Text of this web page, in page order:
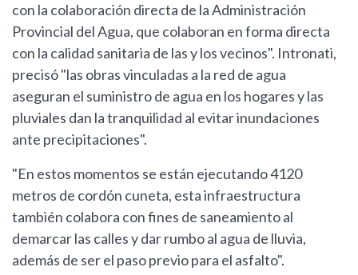
con la colaboración directa de la Administración
Provincial del Agua, que colaboran en forma directa
con la calidad sanitaria de las y los vecinos". Intronati,
precisó "las obras vinculadas a la red de agua
aseguran el suministro de agua en los hogares y las
pluviales dan la tranquilidad al evitar inundaciones
ante precipitaciones".
"En estos momentos se están ejecutando 4120
metros de cordón cuneta, esta infraestructura
también colabora con fines de saneamiento al
demarcar las calles y dar rumbo al agua de lluvia,
además de ser el paso previo para el asfalto".